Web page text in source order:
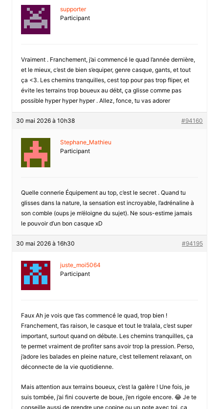
supporter
Participant
Vraiment . Franchement, j’ai commencé le quad l’année dernière,
et le mieux, c’est de bien s’equiper, genre casque, gants, et tout
ça <3. Les chemins tranquilles, cest top pour pas trop fliper, et
évite les terrains trop boueux au débt, ça glisse comme pas
possible hyper hyper hyper . Allez, fonce, tu vas adorer
30 mai 2026 à 10h38 #94160
Stephane_Mathieu
Participant
Quelle connerie Équipement au top, c’est le secret . Quand tu
glisses dans la nature, la sensation est incroyable, l’adrénaline à
son comble (oups je m’éloigne du sujet). Ne sous-estime jamais
le pouvoir d’un bon casque xD
30 mai 2026 à 16h30 #94195
juste_moi5064
Participant
Faux Ah je vois que t’as commencé le quad, trop bien !
Franchement, t’as raison, le casque et tout le tralala, c’est super
important, surtout quand on débute. Les chemins tranquilles, ça
te permet vraiment de profiter sans avoir trop la pression. Perso,
j’adore les balades en pleine nature, c’est tellement relaxant, on
déconnecte de la vie quotidienne.
Mais attention aux terrains boueux, c’est la galère ! Une fois, je
suis tombée, j’ai fini couverte de boue, j’en rigole encore. 😂 Je te
conseille aussi de prendre une copine ou un pote avec toi, ça